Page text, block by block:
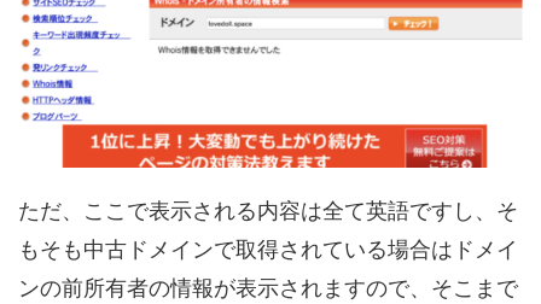
ただ、ここで表示される内容は全て英語ですし、そ
もそも中古ドメインで取得されている場合はドメイ
ンの前所有者の情報が表示されますので、そこまで